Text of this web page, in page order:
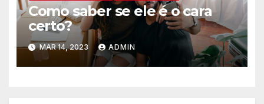
Como saber se ele é o cara
certo?
MAR 14, 2023 ADMIN